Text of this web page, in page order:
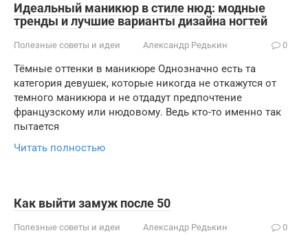
Идеальный маникюр в стиле нюд: модные
тренды и лучшие варианты дизайна ногтей
Полезные советы и идеи Александр Редькин 0
Тёмные оттенки в маникюре Однозначно есть та
категория девушек, которые никогда не откажутся от
темного маникюра и не отдадут предпочтение
французскому или нюдовому. Ведь кто-то именно так
пытается
Читать полностью
Как выйти замуж после 50
Полезные советы и идеи Александр Редькин 0